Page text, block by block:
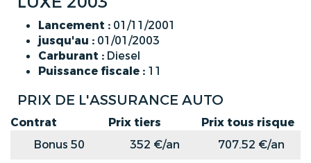
Lancement : 01/11/2001
jusqu'au : 01/01/2003
Carburant : Diesel
Puissance fiscale : 11
PRIX DE L'ASSURANCE AUTO
Contrat Prix tiers
Prix tous risque
Bonus 50
352 €/an
707.52 €/an